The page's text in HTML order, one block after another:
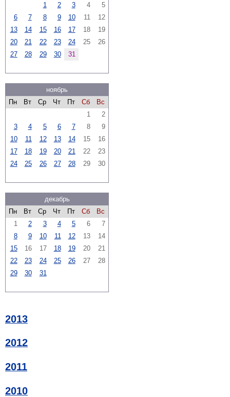
1
2 3 4
5
6
7 8 9 10 11
12
13
14 15 16 17 18
19
20
21 22 23 24 25
26
27
28 29 30 31
ноябрь
Пн
Вт Ср Чт Пт Сб
Вс
1
2
3
4 5 6 7 8
9
10
11 12 13 14 15
16
17
18 19 20 21 22
23
24
25 26 27 28 29 30
декабрь
Пн
Вт Ср Чт Пт Сб
Вс
1
2 3 4 5 6
7
8
9 10 11 12 13
14
15
16 17 18 19 20
21
22
23 24 25 26 27
28
29
30 31
2013
2012
2011
2010